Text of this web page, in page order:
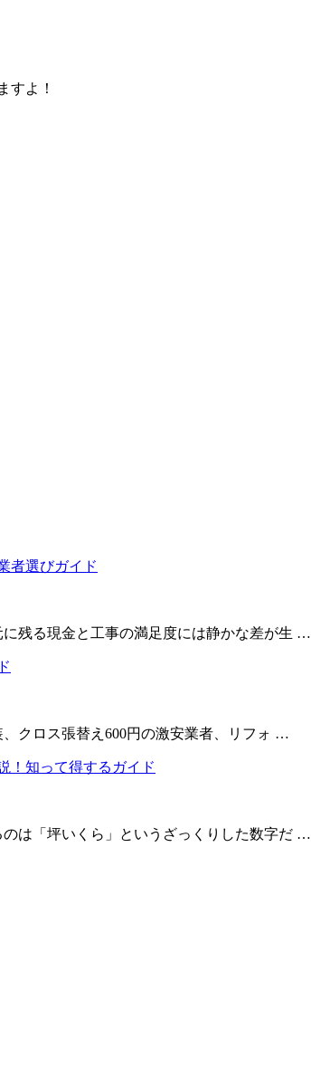
すよ！
残る現金と工事の満足度には静かな差が生 …
クロス張替え600円の激安業者、リフォ …
は「坪いくら」というざっくりした数字だ …